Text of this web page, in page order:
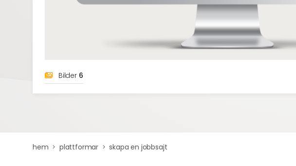
Bilder6
hem plattformar skapa en jobbsajt